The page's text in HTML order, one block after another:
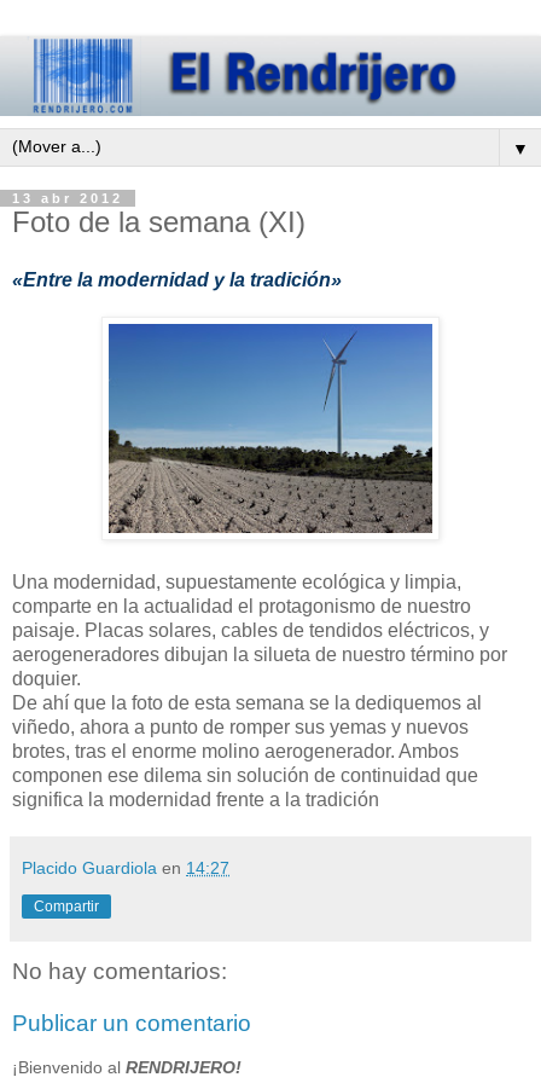
▼
13 abr 2012
Foto de la semana (XI)
«Entre la modernidad y la tradición»
Una modernidad, supuestamente ecológica y limpia,
comparte en la actualidad el protagonismo de nuestro
paisaje. Placas solares, cables de tendidos eléctricos, y
aerogeneradores dibujan la silueta de nuestro término por
doquier.
De ahí que la foto de esta semana se la dediquemos al
viñedo, ahora a punto de romper sus yemas y nuevos
brotes, tras el enorme molino aerogenerador. Ambos
componen ese dilema sin solución de continuidad que
significa la modernidad frente a la tradición
Placido Guardiola en 14:27
Compartir
No hay comentarios:
Publicar un comentario
¡Bienvenido al RENDRIJERO!